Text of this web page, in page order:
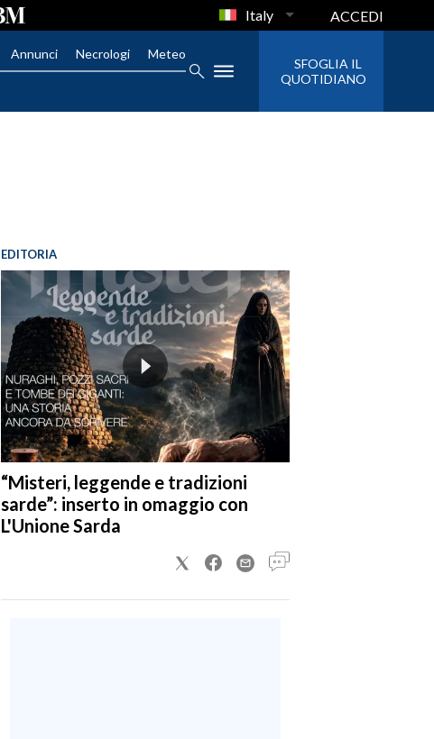
Italy ACCEDI
Annunci Necrologi Meteo
SFOGLIA IL
QUOTIDIANO
EDITORIA
“Misteri, leggende e tradizioni
sarde”: inserto in omaggio con
L'Unione Sarda